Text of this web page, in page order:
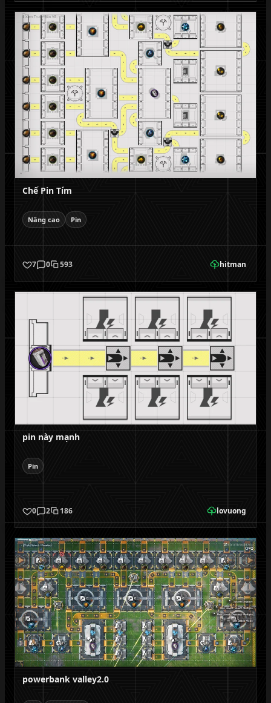
Chế Pin Tím
Nâng cao Pin
7 0 593 hitman
pin này mạnh
Pin
0 2 186 lovuong
powerbank valley2.0